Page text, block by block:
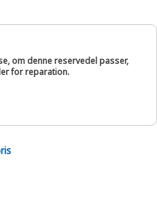
om denne reservedel passer,
for reparation.